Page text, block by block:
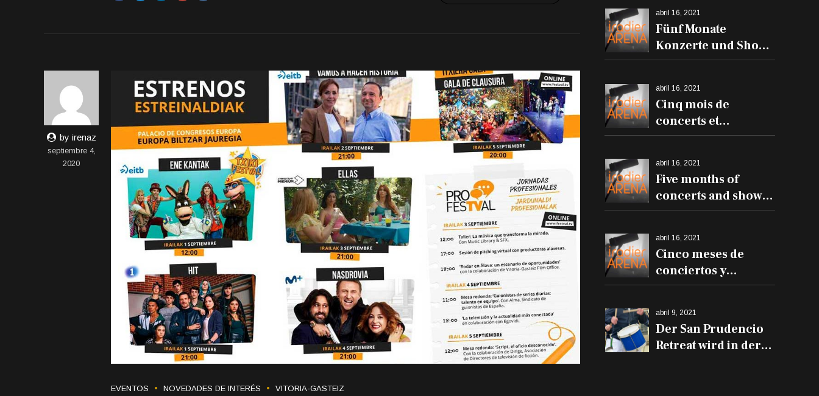
by irenaz
septiembre 4,
2020
EVENTOS NOVEDADES DE INTERÉS VITORIA-GASTEIZ
abril 16, 2021
Fünf Monate
Konzerte und Shows
in der Iradier Arena
abril 16, 2021
Cinq mois de
concerts et
spectacles à l'Iradier
abril 16, 2021
Five months of
concerts and shows
at the Iradier Arena
abril 16, 2021
Cinco meses de
conciertos y
espectáculos en el
abril 9, 2021
Der San Prudencio
Retreat wird in der